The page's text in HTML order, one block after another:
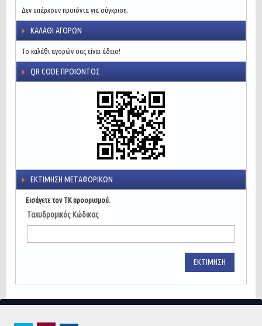
Δεν υπάρχουν προϊόντα για σύγκριση.
ΚΑΛΆΘΙ ΑΓΟΡΏΝ
Το καλάθι αγορών σας είναι άδειο!
QR CODE ΠΡΟΙΌΝΤΟΣ
ΕΚΤΊΜΗΣΗ ΜΕΤΑΦΟΡΙΚΏΝ
Εισάγετε τον ΤΚ προορισμού.
Ταχυδρομικός Κώδικας
ΕΚΤΊΜΗΣΗ